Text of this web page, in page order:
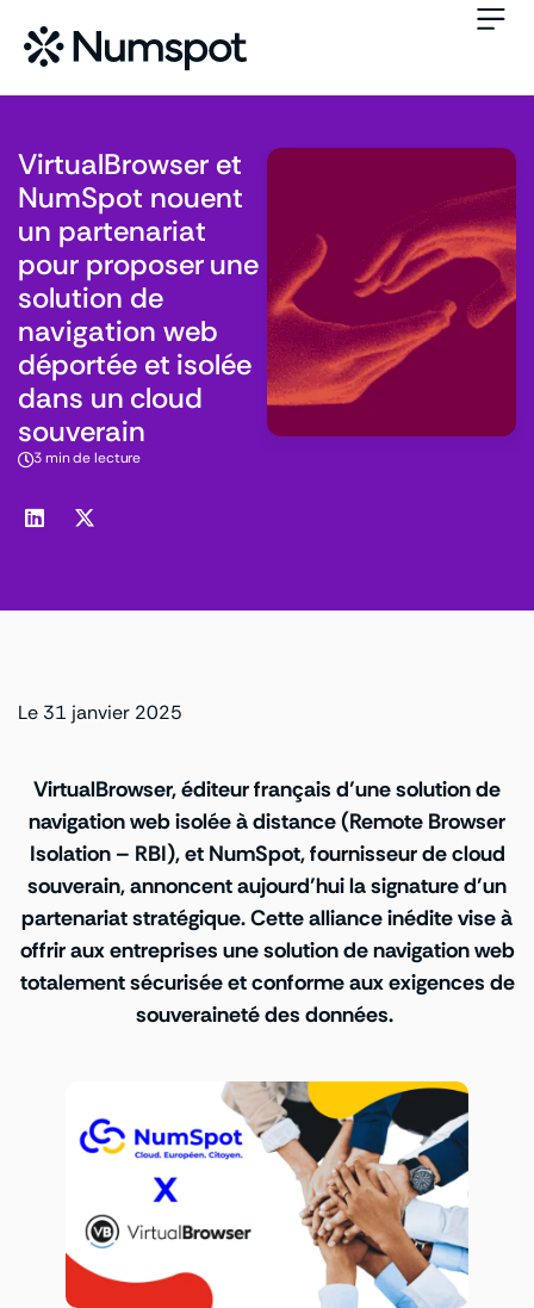
VirtualBrowser et
NumSpot nouent
un partenariat
pour proposer une
solution de
navigation web
déportée et isolée
dans un cloud
souverain
3 min de lecture
Le 31 janvier 2025
VirtualBrowser, éditeur français d’une solution de
navigation web isolée à distance (Remote Browser
Isolation – RBI), et NumSpot, fournisseur de cloud
souverain, annoncent aujourd’hui la signature d’un
partenariat stratégique. Cette alliance inédite vise à
offrir aux entreprises une solution de navigation web
totalement sécurisée et conforme aux exigences de
souveraineté des données.